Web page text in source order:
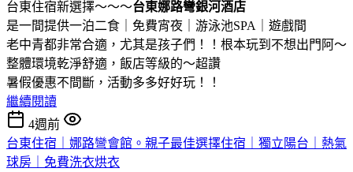
台東住宿新選擇～～～台東娜路彎銀河酒店
是一間提供一泊二食｜免費宵夜｜游泳池SPA｜遊戲間
老中青都非常合適，尤其是孩子們！！根本玩到不想出門阿～
整體環境乾淨舒適，飯店等級的～超讚
暑假優惠不間斷，活動多多好好玩！！
繼續閱讀
4週前
台東住宿｜娜路彎會館。親子最佳選擇住宿｜獨立陽台｜熱氣
球房｜免費洗衣烘衣